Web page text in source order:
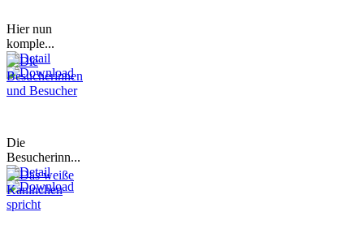
Hier nun
komple...
Die
Besucherinn...